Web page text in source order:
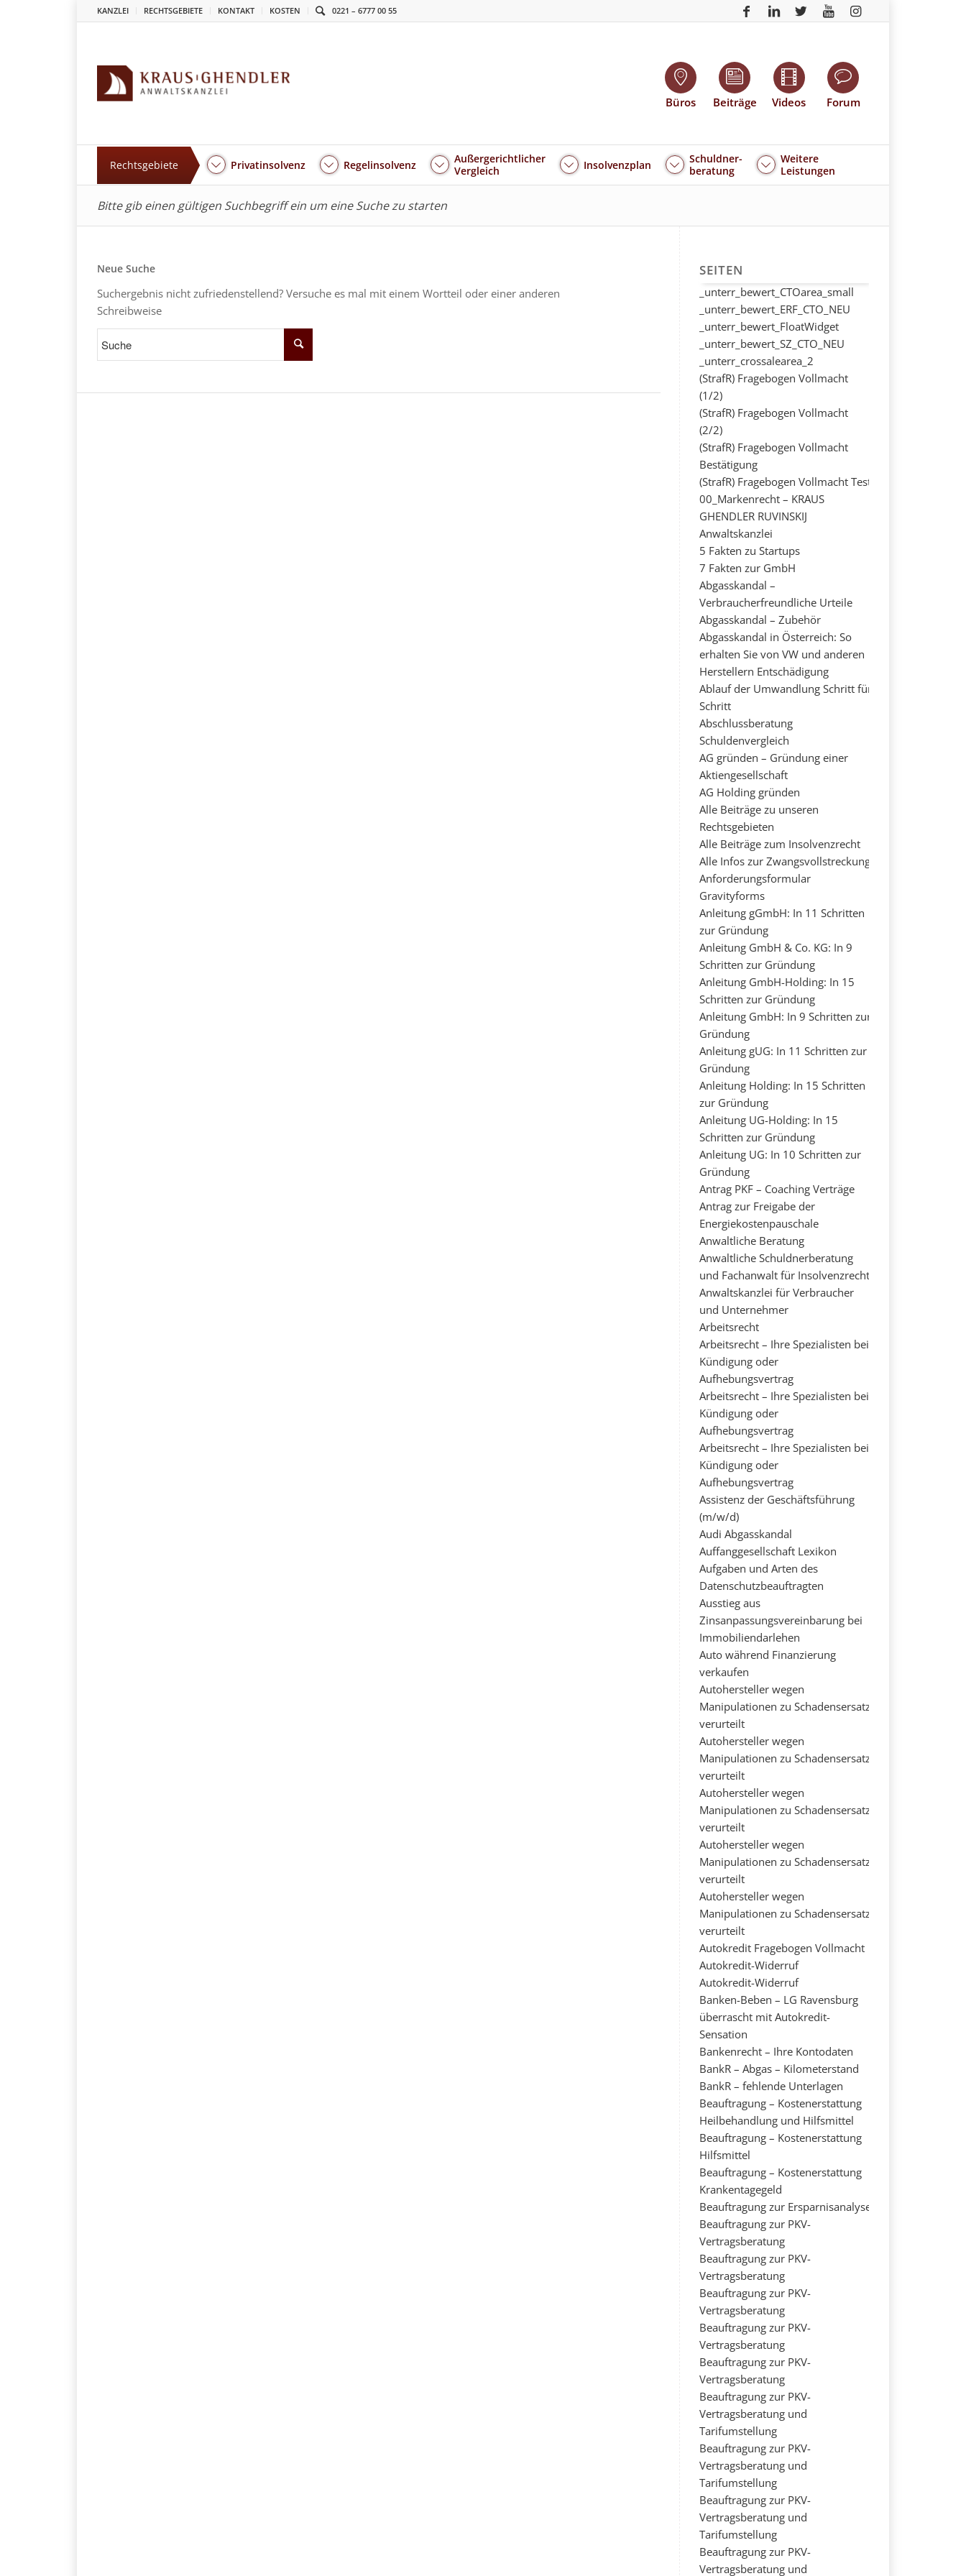
KANZLEI RECHTSGEBIETE KONTAKT KOSTEN 0221 – 6777 00 55
Büros Beiträge Videos Forum
Rechtsgebiete Privatinsolvenz Regelinsolvenz
Außergerichtlicher
Vergleich
Insolvenzplan
Schuldner-
beratung
Weitere
Leistungen
Bitte gib einen gültigen Suchbegriff ein um eine Suche zu starten
Neue Suche
Suchergebnis nicht zufriedenstellend? Versuche es mal mit einem Wortteil oder einer anderen
Schreibweise
SEITEN
_unterr_bewert_CTOarea_small
_unterr_bewert_ERF_CTO_NEU
_unterr_bewert_FloatWidget
_unterr_bewert_SZ_CTO_NEU
_unterr_crossalearea_2
(StrafR) Fragebogen Vollmacht
(1/2)
(StrafR) Fragebogen Vollmacht
(2/2)
(StrafR) Fragebogen Vollmacht
Bestätigung
(StrafR) Fragebogen Vollmacht Test
00_Markenrecht – KRAUS
GHENDLER RUVINSKIJ
Anwaltskanzlei
5 Fakten zu Startups
7 Fakten zur GmbH
Abgasskandal –
Verbraucherfreundliche Urteile
Abgasskandal – Zubehör
Abgasskandal in Österreich: So
erhalten Sie von VW und anderen
Herstellern Entschädigung
Ablauf der Umwandlung Schritt für
Schritt
Abschlussberatung
Schuldenvergleich
AG gründen – Gründung einer
Aktiengesellschaft
AG Holding gründen
Alle Beiträge zu unseren
Rechtsgebieten
Alle Beiträge zum Insolvenzrecht
Alle Infos zur Zwangsvollstreckung
Anforderungsformular
Gravityforms
Anleitung gGmbH: In 11 Schritten
zur Gründung
Anleitung GmbH & Co. KG: In 9
Schritten zur Gründung
Anleitung GmbH-Holding: In 15
Schritten zur Gründung
Anleitung GmbH: In 9 Schritten zur
Gründung
Anleitung gUG: In 11 Schritten zur
Gründung
Anleitung Holding: In 15 Schritten
zur Gründung
Anleitung UG-Holding: In 15
Schritten zur Gründung
Anleitung UG: In 10 Schritten zur
Gründung
Antrag PKF – Coaching Verträge
Antrag zur Freigabe der
Energiekostenpauschale
Anwaltliche Beratung
Anwaltliche Schuldnerberatung
und Fachanwalt für Insolvenzrecht
Anwaltskanzlei für Verbraucher
und Unternehmer
Arbeitsrecht
Arbeitsrecht – Ihre Spezialisten bei
Kündigung oder
Aufhebungsvertrag
Arbeitsrecht – Ihre Spezialisten bei
Kündigung oder
Aufhebungsvertrag
Arbeitsrecht – Ihre Spezialisten bei
Kündigung oder
Aufhebungsvertrag
Assistenz der Geschäftsführung
(m/w/d)
Audi Abgasskandal
Auffanggesellschaft Lexikon
Aufgaben und Arten des
Datenschutzbeauftragten
Ausstieg aus
Zinsanpassungsvereinbarung bei
Immobiliendarlehen
Auto während Finanzierung
verkaufen
Autohersteller wegen
Manipulationen zu Schadensersatz
verurteilt
Autohersteller wegen
Manipulationen zu Schadensersatz
verurteilt
Autohersteller wegen
Manipulationen zu Schadensersatz
verurteilt
Autohersteller wegen
Manipulationen zu Schadensersatz
verurteilt
Autohersteller wegen
Manipulationen zu Schadensersatz
verurteilt
Autokredit Fragebogen Vollmacht
Autokredit-Widerruf
Autokredit-Widerruf
Banken-Beben – LG Ravensburg
überrascht mit Autokredit-
Sensation
Bankenrecht – Ihre Kontodaten
BankR – Abgas – Kilometerstand
BankR – fehlende Unterlagen
Beauftragung – Kostenerstattung
Heilbehandlung und Hilfsmittel
Beauftragung – Kostenerstattung
Hilfsmittel
Beauftragung – Kostenerstattung
Krankentagegeld
Beauftragung zur Ersparnisanalyse
Beauftragung zur PKV-
Vertragsberatung
Beauftragung zur PKV-
Vertragsberatung
Beauftragung zur PKV-
Vertragsberatung
Beauftragung zur PKV-
Vertragsberatung
Beauftragung zur PKV-
Vertragsberatung
Beauftragung zur PKV-
Vertragsberatung und
Tarifumstellung
Beauftragung zur PKV-
Vertragsberatung und
Tarifumstellung
Beauftragung zur PKV-
Vertragsberatung und
Tarifumstellung
Beauftragung zur PKV-
Vertragsberatung und